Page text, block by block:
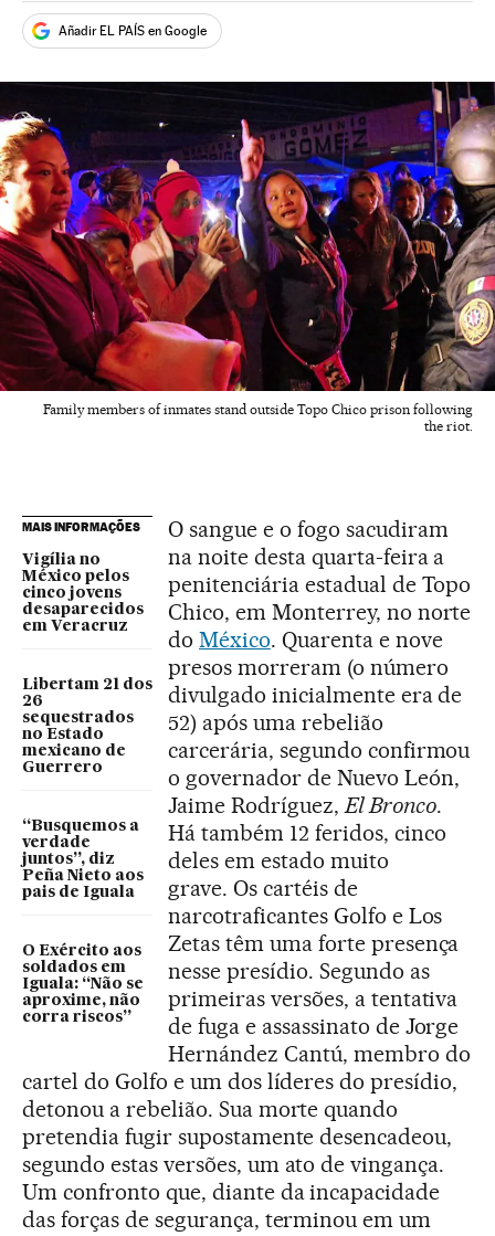
Añadir EL PAÍS en Google
Family members of inmates stand outside Topo Chico prison following
the riot.
MAIS INFORMAÇÕES
Vigília no
México pelos
cinco jovens
desaparecidos
em Veracruz
Libertam 21 dos
26
sequestrados
no Estado
mexicano de
Guerrero
“Busquemos a
verdade
juntos”, diz
Peña Nieto aos
pais de Iguala
O Exército aos
soldados em
Iguala: “Não se
aproxime, não
corra riscos”
O sangue e o fogo sacudiram
na noite desta quarta-feira a
penitenciária estadual de Topo
Chico, em Monterrey, no norte
do México. Quarenta e nove
presos morreram (o número
divulgado inicialmente era de
52) após uma rebelião
carcerária, segundo confirmou
o governador de Nuevo León,
Jaime Rodríguez,El Bronco.
Há também 12 feridos, cinco
deles em estado muito
grave. Os cartéis de
narcotraficantes Golfo e Los
Zetas têm uma forte presença
nesse presídio. Segundo as
primeiras versões, a tentativa
de fuga e assassinato de Jorge
Hernández Cantú, membro do
cartel do Golfo e um dos líderes do presídio,
detonou a rebelião. Sua morte quando
pretendia fugir supostamente desencadeou,
segundo estas versões, um ato de vingança.
Um confronto que, diante da incapacidade
das forças de segurança, terminou em um